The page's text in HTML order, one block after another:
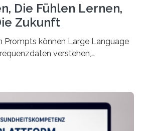
Die Fühlen Lernen,
Zukunft
Prompts können Large Language
verstehen,
ehemals an der Ruhr-
Ruhr-Universität Bochum in
Schnittstelle, über die